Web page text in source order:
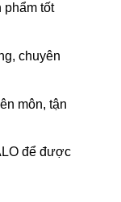
phẩm tốt
chuyên
môn, tận
để được